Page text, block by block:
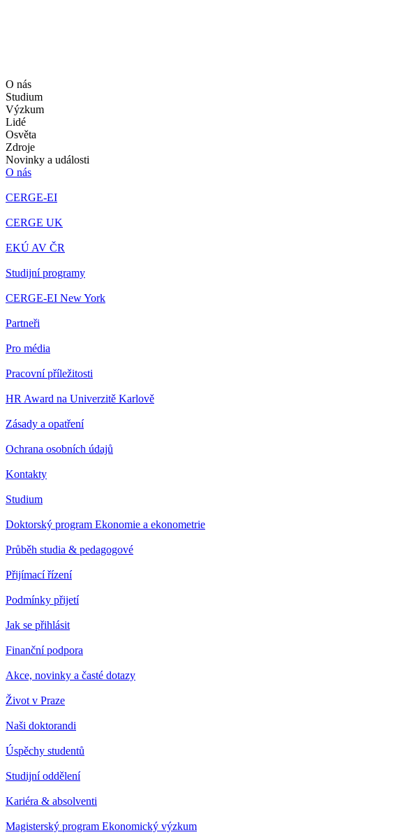
O nás
Studium
Výzkum
Lidé
Osvěta
Zdroje
Novinky a události
O nás
CERGE-EI
CERGE UK
EKÚ AV ČR
Studijní programy
CERGE-EI New York
Partneři
Pro média
Pracovní příležitosti
HR Award na Univerzitě Karlově
Zásady a opatření
Ochrana osobních údajů
Kontakty
Studium
Doktorský program Ekonomie a ekonometrie
Průběh studia & pedagogové
Přijímací řízení
Podmínky přijetí
Jak se přihlásit
Finanční podpora
Akce, novinky a časté dotazy
Život v Praze
Naši doktorandi
Úspěchy studentů
Studijní oddělení
Kariéra & absolventi
Magisterský program Ekonomický výzkum